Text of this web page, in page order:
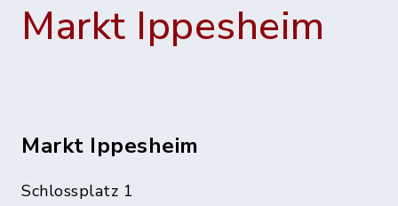
Markt Ippesheim
Markt Ippesheim
Schlossplatz 1